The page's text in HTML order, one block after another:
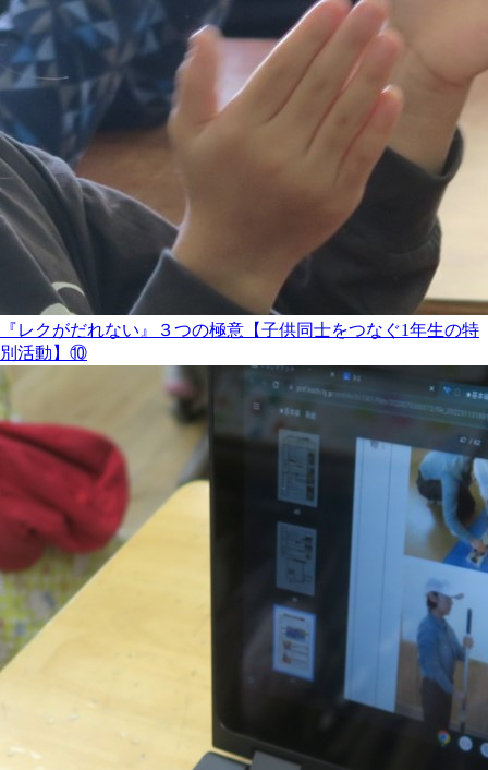
『レクがだれない』３つの極意【子供同士をつなぐ1年生の特
別活動】⑩